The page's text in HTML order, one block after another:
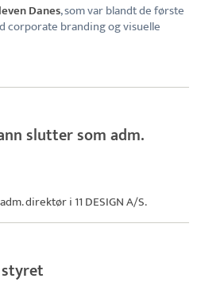
Danes, som var blandt de første
corporate branding og visuelle
slutter som adm.
direktør i 11 DESIGN A/S.